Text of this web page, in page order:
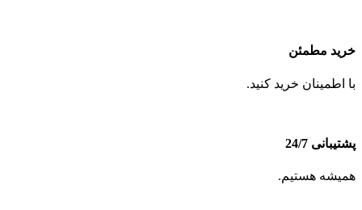
خرید مطمئن
با اطمینان خرید کنید.
پشتیبانی 24/7
همیشه هستیم.